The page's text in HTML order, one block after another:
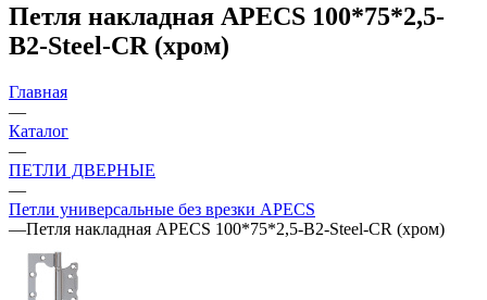
Петля накладная APECS 100*75*2,5-
B2-Steel-CR (хром)
Главная
—
Каталог
—
ПЕТЛИ ДВЕРНЫЕ
—
Петли универсальные без врезки APECS
—Петля накладная APECS 100*75*2,5-B2-Steel-CR (хром)